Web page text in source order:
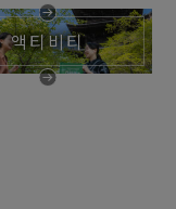
액티비티